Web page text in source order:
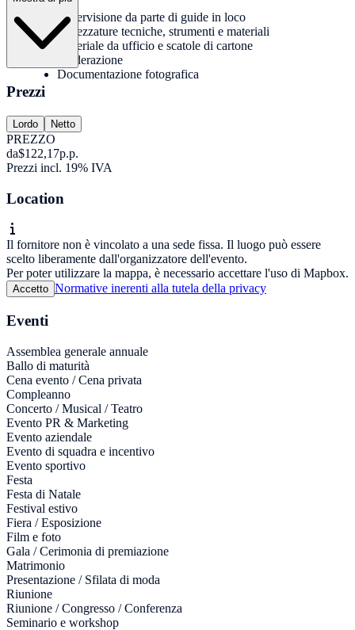
Supervisione da parte di guide in loco
Attrezzature tecniche, strumenti e materiali
Materiale da ufficio e scatole di cartone
Moderazione
Documentazione fotografica
Prezzi
Lordo Netto
PREZZO
da$122,17p.p.
Prezzi incl. 19% IVA
Location
Il fornitore non è vincolato a una sede fissa. Il luogo può essere
scelto liberamente dall'organizzatore dell'evento.
Per poter utilizzare la mappa, è necessario accettare l'uso di Mapbox.
Accetto Normative inerenti alla tutela della privacy
Eventi
Assemblea generale annuale
Ballo di maturità
Cena evento / Cena privata
Compleanno
Concerto / Musical / Teatro
Evento PR & Marketing
Evento aziendale
Evento di squadra e incentivo
Evento sportivo
Festa
Festa di Natale
Festival estivo
Fiera / Esposizione
Film e foto
Gala / Cerimonia di premiazione
Matrimonio
Presentazione / Sfilata di moda
Riunione
Riunione / Congresso / Conferenza
Seminario e workshop